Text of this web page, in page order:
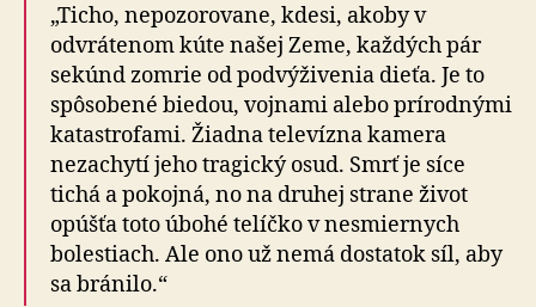
„Ticho, nepozorovane, kdesi, akoby v
odvrátenom kúte našej Zeme, každých pár
sekúnd zomrie od podvýživenia dieťa. Je to
spôsobené biedou, vojnami alebo prírodnými
katastrofami. Žiadna televízna kamera
nezachytí jeho tragický osud. Smrť je síce
tichá a pokojná, no na druhej strane život
opúšťa toto úbohé telíčko v nesmiernych
bolestiach. Ale ono už nemá dostatok síl, aby
sa bránilo.“